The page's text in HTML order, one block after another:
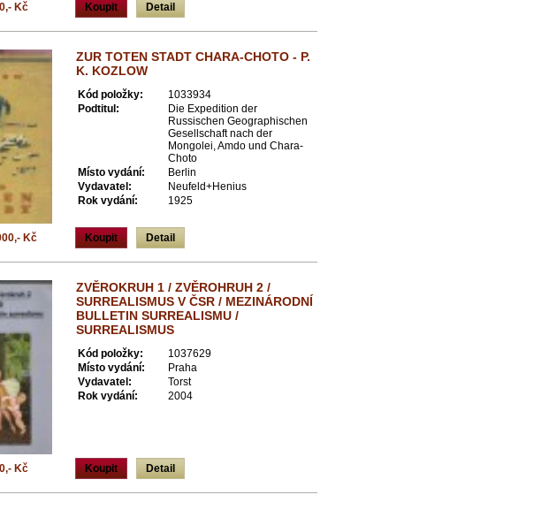
Koupit Detail
Kč
ZUR TOTEN STADT CHARA-CHOTO - P.
K. KOZLOW
Kód položky:
1033934
Podtitul:
Die Expedition der
Russischen Geographischen
Gesellschaft nach der
Mongolei, Amdo und Chara-
Choto
Místo vydání:
Berlin
Vydavatel:
Neufeld+Henius
Rok vydání:
1925
Koupit Detail
Kč
ZVĚROKRUH 1 / ZVĚROHRUH 2 /
SURREALISMUS V ČSR / MEZINÁRODNÍ
BULLETIN SURREALISMU /
SURREALISMUS
Kód položky:
1037629
Místo vydání:
Praha
Vydavatel:
Torst
Rok vydání:
2004
Koupit Detail
Kč